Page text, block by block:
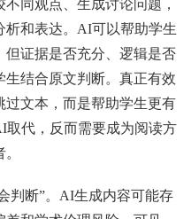
同观点、生成讨论问题，
析和表达。AI可以帮助学生
证据是否充分、逻辑是否
结合原文判断。真正有效
过文本，而是帮助学生更有
代，反而需要成为阅读方
判断”。AI生成内容可能存